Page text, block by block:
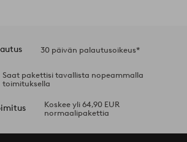
30 päivän palautusoikeus*
Saat pakettisi tavallista nopeammalla
toimituksella
Koskee yli 64,90 EUR
normaalipakettia